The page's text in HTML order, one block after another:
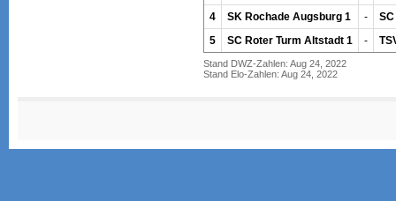
4
SK Rochade Augsburg 1 -
5
SC Roter Turm Altstadt 1 -
Stand DWZ-Zahlen: Aug 24, 2022
Stand Elo-Zahlen: Aug 24, 2022